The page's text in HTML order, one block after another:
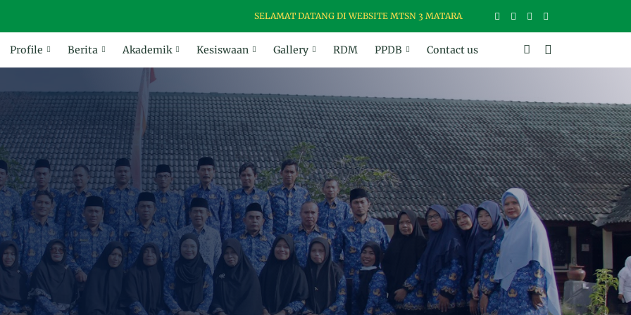
SELAMAT DATANG DI WEBSITE MTSN 3 MATARAM, MADRASAH USWAH (UNGGUL, SANTUN,
Profile Berita Akademik Kesiswaan Gallery RDM PPDB Contact us